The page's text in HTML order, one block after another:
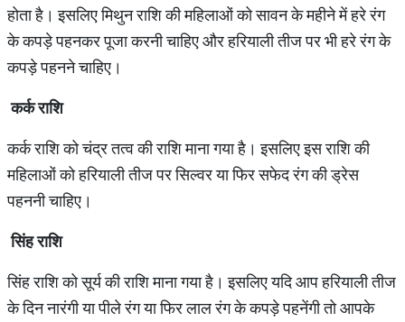
होता है। इसलिए मिथुन राशि की महिलाओं को सावन के महीने में हरे रंग
के कपड़े पहनकर पूजा करनी चाहिए और हरियाली तीज पर भी हरे रंग के
कपड़े पहनने चाहिए।
कर्क राशि
कर्क राशि को चंद्र तत्‍व की राशि माना गया है। इसलिए इस राशि की
महिलाओं को हरियाली तीज पर सिल्‍वर या फिर सफेद रंग की ड्रेस
पहननी चाहिए।
सिंह राशि
सिंह राशि को सूर्य की राशि माना गया है। इसलिए यदि आप हरियाली तीज
के दिन नारंगी या पीले रंग या फिर लाल रंग के कपड़े पहनेंगी तो आपके